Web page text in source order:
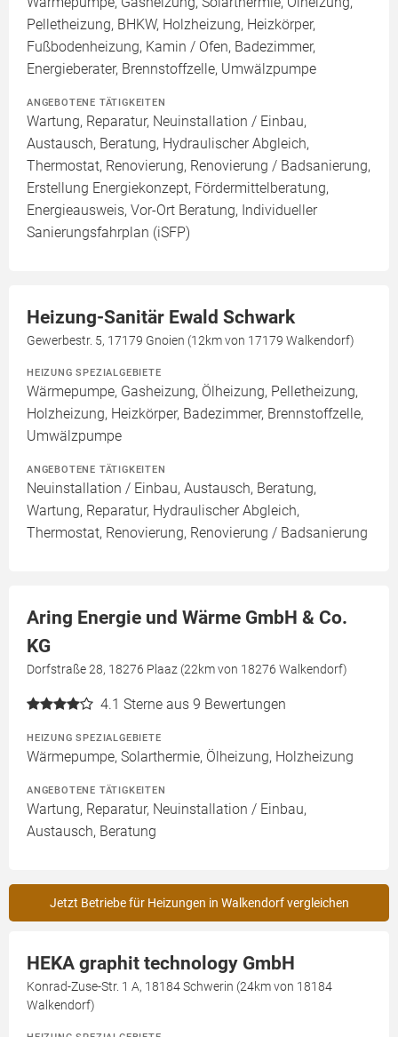
Pelletheizung, BHKW, Holzheizung, Heizkörper,
Fußbodenheizung, Kamin / Ofen, Badezimmer,
Energieberater, Brennstoffzelle, Umwälzpumpe
ANGEBOTENE TÄTIGKEITEN
Wartung, Reparatur, Neuinstallation / Einbau,
Austausch, Beratung, Hydraulischer Abgleich,
Thermostat, Renovierung, Renovierung / Badsanierung,
Erstellung Energiekonzept, Fördermittelberatung,
Energieausweis, Vor-Ort Beratung, Individueller
Sanierungsfahrplan (iSFP)
Heizung-Sanitär Ewald Schwark
Gewerbestr. 5, 17179 Gnoien (12km von 17179 Walkendorf)
HEIZUNG SPEZIALGEBIETE
Wärmepumpe, Gasheizung, Ölheizung, Pelletheizung,
Holzheizung, Heizkörper, Badezimmer, Brennstoffzelle,
Umwälzpumpe
ANGEBOTENE TÄTIGKEITEN
Neuinstallation / Einbau, Austausch, Beratung,
Wartung, Reparatur, Hydraulischer Abgleich,
Thermostat, Renovierung, Renovierung / Badsanierung
Aring Energie und Wärme GmbH & Co.
KG
Dorfstraße 28, 18276 Plaaz (22km von 18276 Walkendorf)
4.1 Sterne aus 9 Bewertungen
HEIZUNG SPEZIALGEBIETE
Wärmepumpe, Solarthermie, Ölheizung, Holzheizung
ANGEBOTENE TÄTIGKEITEN
Wartung, Reparatur, Neuinstallation / Einbau,
Austausch, Beratung
Jetzt Betriebe für Heizungen in Walkendorf vergleichen
HEKA graphit technology GmbH
Konrad-Zuse-Str. 1 A, 18184 Schwerin (24km von 18184
Walkendorf)